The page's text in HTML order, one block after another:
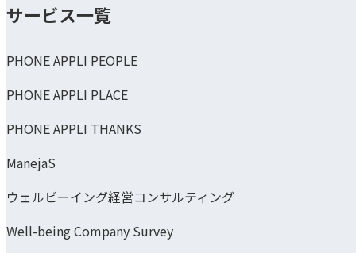
サービス一覧
PHONE APPLI PEOPLE
PHONE APPLI PLACE
PHONE APPLI THANKS
ManejaS
ウェルビーイング経営コンサルティング
Well-being Company Survey